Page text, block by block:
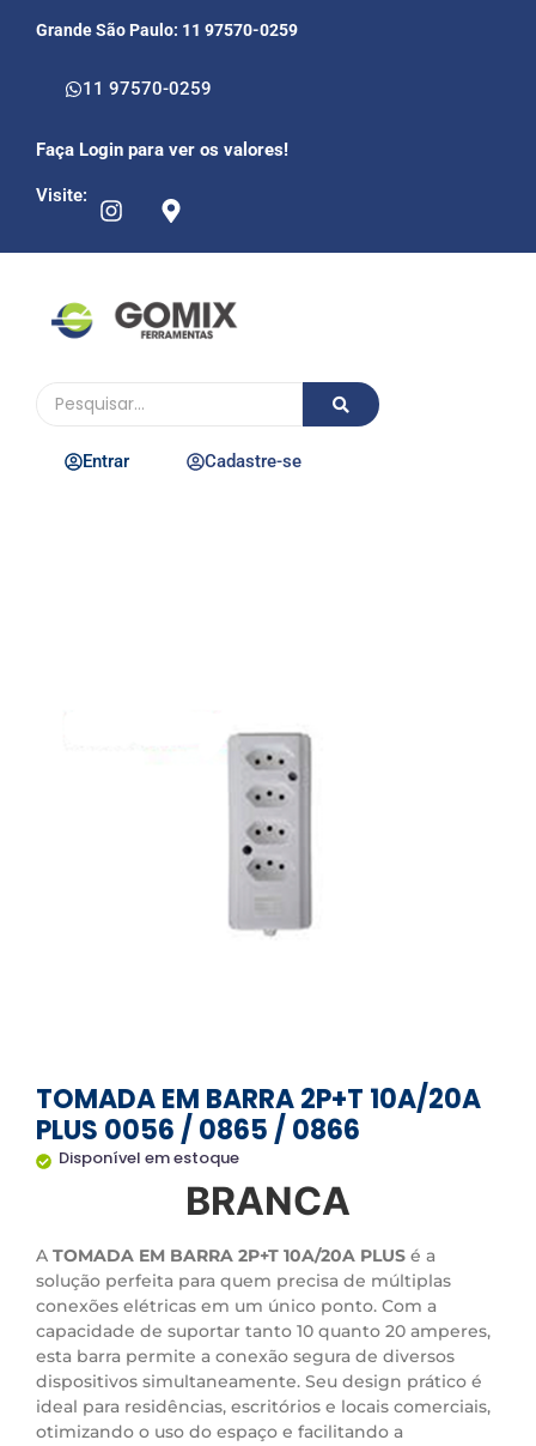
Grande São Paulo: 11 97570-0259
11 97570-0259
Faça Login para ver os valores!
Visite:
Entrar Cadastre-se
TOMADA EM BARRA 2P+T 10A/20A
PLUS 0056 / 0865 / 0866
Disponível em estoque
BRANCA
A TOMADA EM BARRA 2P+T 10A/20A PLUS é a
solução perfeita para quem precisa de múltiplas
conexões elétricas em um único ponto. Com a
capacidade de suportar tanto 10 quanto 20 amperes,
esta barra permite a conexão segura de diversos
dispositivos simultaneamente. Seu design prático é
ideal para residências, escritórios e locais comerciais,
otimizando o uso do espaço e facilitando a